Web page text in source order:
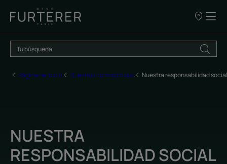
NUESTROS
VENTA
Página de inicio Nuestros compromisos Nuestra responsabilidad social
NUESTRA
RESPONSABILIDAD SOCIAL